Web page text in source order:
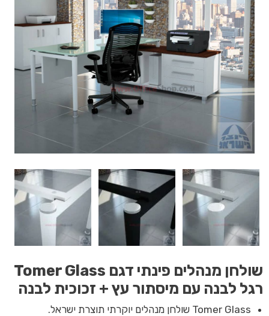
שולחן מנהלים פינתי דגם Tomer Glass
רגל לבנה עם מיסתור עץ + זכוכית לבנה
Tomer Glass שולחן מנהלים יוקרתי תוצרת ישראל.